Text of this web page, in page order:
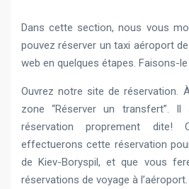
Dans cette section, nous vous
pouvez réserver un taxi aéroport
web en quelques étapes. Faisons-
Ouvrez notre site de réservation.
zone “Réserver un transfert”.
réservation proprement dite!
effectuerons cette réservation
de Kiev-Boryspil, et que vous
réservations de voyage à l’aéroport.